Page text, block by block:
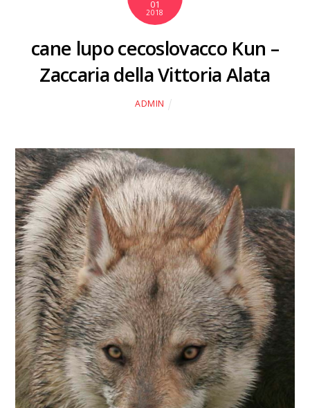
01
2018
cane lupo cecoslovacco Kun –
Zaccaria della Vittoria Alata
ADMIN